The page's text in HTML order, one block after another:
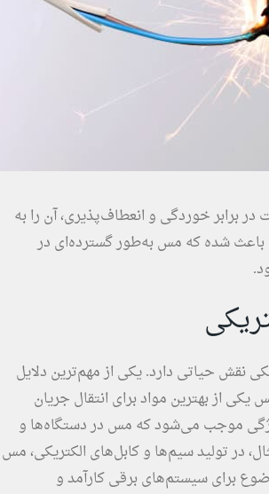
برابر خوردگی و انعطاف‌پذیری، آن را به
باعث شده که مس به‌طور گسترده‌ای در
نقش حیاتی دارد. یکی از مهم‌ترین دلایل
از بهترین مواد برای انتقال جریان
ویژگی موجب می‌شود که مس در دستگاه‌ها و
در تولید سیم‌ها و کابل‌های الکتریکی، مس
برای سیستم‌های برقی کارآمد و